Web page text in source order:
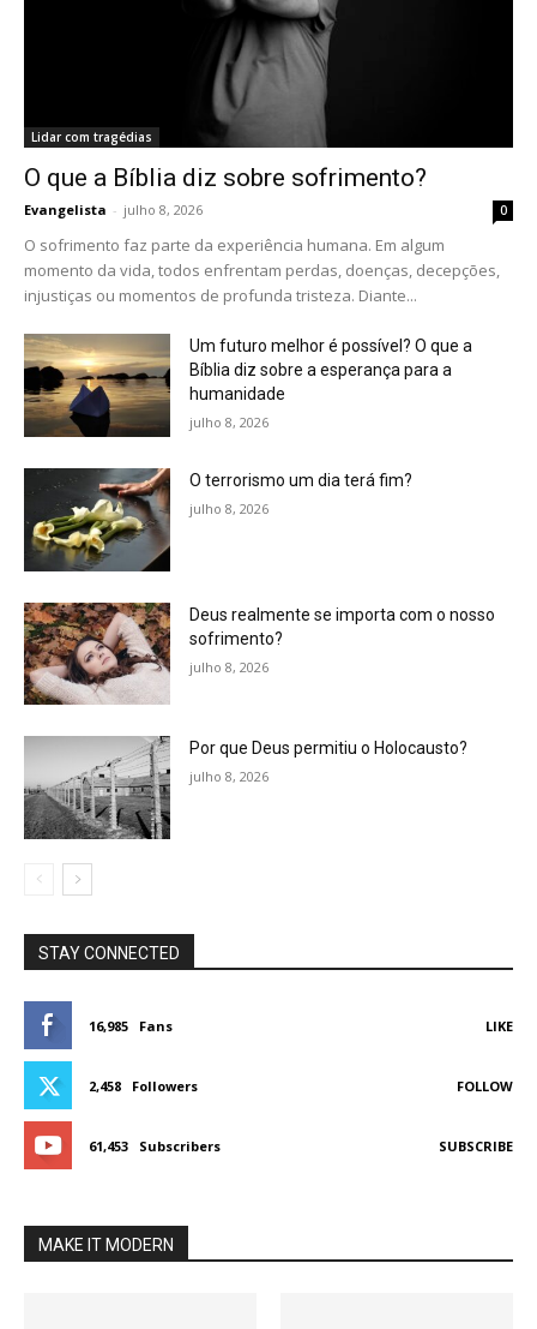
Lidar com tragédias
O que a Bíblia diz sobre sofrimento?
Evangelista - julho 8, 2026 0
O sofrimento faz parte da experiência humana. Em algum
momento da vida, todos enfrentam perdas, doenças, decepções,
injustiças ou momentos de profunda tristeza. Diante...
Um futuro melhor é possível? O que a
Bíblia diz sobre a esperança para a
humanidade
julho 8, 2026
O terrorismo um dia terá fim?
julho 8, 2026
Deus realmente se importa com o nosso
sofrimento?
julho 8, 2026
Por que Deus permitiu o Holocausto?
julho 8, 2026
STAY CONNECTED
16,985 Fans LIKE
2,458 Followers FOLLOW
61,453 Subscribers SUBSCRIBE
MAKE IT MODERN